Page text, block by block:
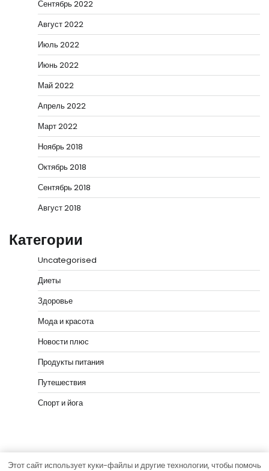
Сентябрь 2022
Август 2022
Июль 2022
Июнь 2022
Май 2022
Апрель 2022
Март 2022
Ноябрь 2018
Октябрь 2018
Сентябрь 2018
Август 2018
Категории
Uncategorised
Диеты
Здоровье
Мода и красота
Новости плюс
Продукты питания
Путешествия
Спорт и йога
Этот сайт использует куки-файлы и другие технологии, чтобы помочь